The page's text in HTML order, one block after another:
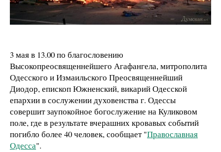
3 мая в 13.00 по благословению
Высокопреосвященнейшего Агафангела, митрополита
Одесского и Измаильского Преосвященнейший
Диодор, епископ Южненский, викарий Одесской
епархии в сослужении духовенства г. Одессы
совершит заупокойное богослужение на Куликовом
поле, где в результате вчерашних кровавых событий
погибло более 40 человек, сообщает "Православная
Одесса".